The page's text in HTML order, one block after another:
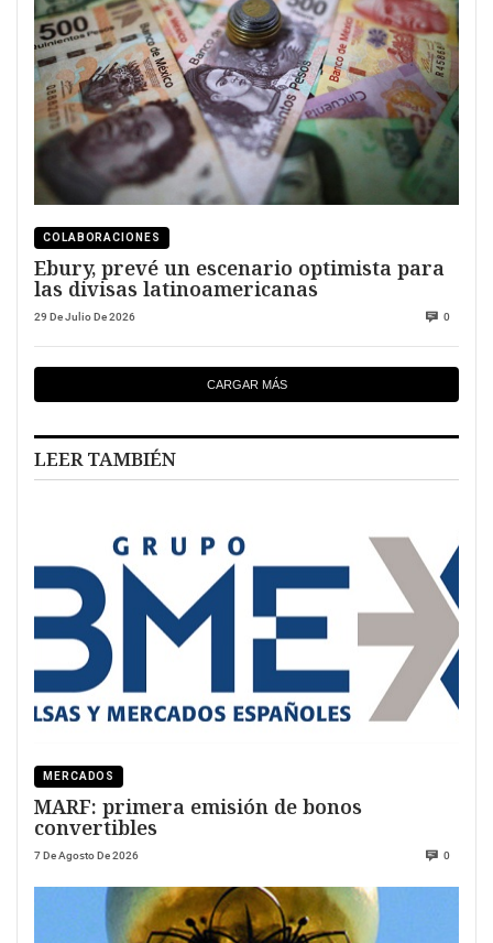
COLABORACIONES
Ebury, prevé un escenario optimista para
las divisas latinoamericanas
29 De Julio De 2026 0
CARGAR MÁS
LEER TAMBIÉN
MERCADOS
MARF: primera emisión de bonos
convertibles
7 De Agosto De 2026 0